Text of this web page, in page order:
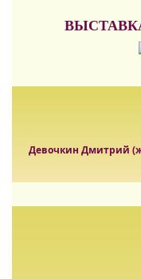
Девочкин Дмитрий